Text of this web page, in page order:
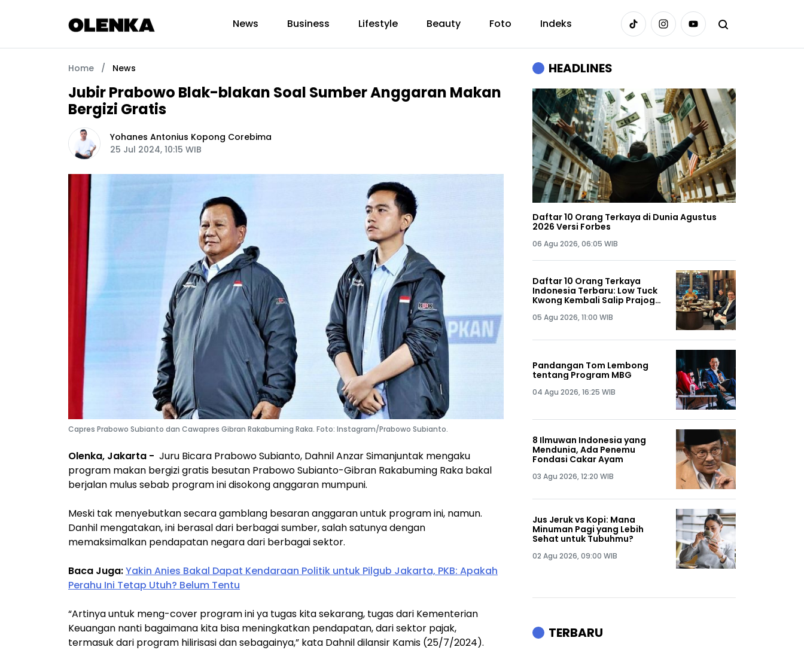
News Business Lifestyle Beauty Foto Indeks
Home / News
Jubir Prabowo Blak-blakan Soal Sumber Anggaran Makan
Bergizi Gratis
Yohanes Antonius Kopong Corebima
25 Jul 2024, 10:15 WIB
Capres Prabowo Subianto dan Cawapres Gibran Rakabuming Raka. Foto: Instagram/Prabowo Subianto.
Olenka, Jakarta - Juru Bicara Prabowo Subianto, Dahnil Anzar Simanjuntak mengaku
program makan bergizi gratis besutan Prabowo Subianto-Gibran Rakabuming Raka bakal
berjalan mulus sebab program ini disokong anggaran mumpuni.
Meski tak menyebutkan secara gamblang besaran anggaran untuk program ini, namun.
Danhil mengatakan, ini berasal dari berbagai sumber, salah satunya dengan
memaksimalkan pendapatan negara dari berbagai sektor.
Baca Juga:Yakin Anies Bakal Dapat Kendaraan Politik untuk Pilgub Jakarta, PKB: Apakah
Perahu Ini Tetap Utuh? Belum Tentu
“Artinya untuk meng-cover program ini ya tugas kita sekarang, tugas dari Kementerian
Keuangan nanti bagaimana kita bisa meningkatkan pendapatan, dari sektor pajak,
termasuk dari program hilirisasi dan sebagainya,” kata Dahnil dilansir Kamis (25/7/2024).
HEADLINES
Daftar 10 Orang Terkaya di Dunia Agustus
2026 Versi Forbes
06 Agu 2026, 06:05 WIB
Daftar 10 Orang Terkaya
Indonesia Terbaru: Low Tuck
Kwong Kembali Salip Prajogo
05 Agu 2026, 11:00 WIB
Pandangan Tom Lembong
tentang Program MBG
04 Agu 2026, 16:25 WIB
8 Ilmuwan Indonesia yang
Mendunia, Ada Penemu
Fondasi Cakar Ayam
03 Agu 2026, 12:20 WIB
Jus Jeruk vs Kopi: Mana
Minuman Pagi yang Lebih
Sehat untuk Tubuhmu?
02 Agu 2026, 09:00 WIB
TERBARU